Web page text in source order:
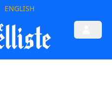
ENGLISH